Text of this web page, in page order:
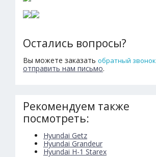
Остались вопросы?
Вы можете заказать обратный звонок
отправить нам письмо.
Рекомендуем также
посмотреть:
Hyundai Getz
Hyundai Grandeur
Hyundai H-1 Starex